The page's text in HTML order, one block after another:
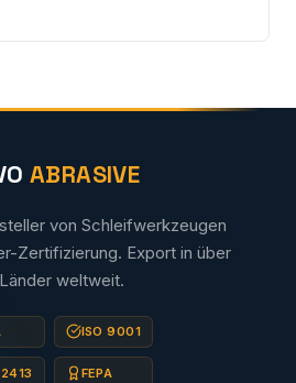
ABRASIVE
von Schleifwerkzeugen
Zertifizierung. Export in über
weltweit.
ISO 9001
FEPA